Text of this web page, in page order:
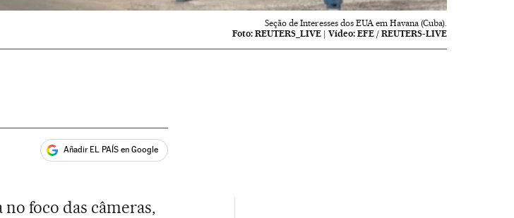
Seção de Interesses dos EUA em Havana (Cuba).
Foto: REUTERS_LIVE |Vídeo: EFE / REUTERS-LIVE
Añadir EL PAÍS en Google
no foco das câmeras,